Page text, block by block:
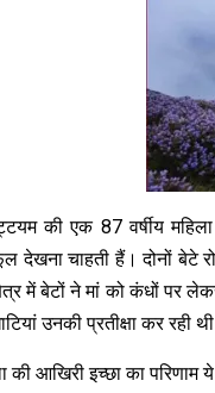
की एक 87 वर्षीय
देखना चाहती हैं। दोनों बेटे
में बेटों ने मां को कंधों पर
उनकी प्रतीक्षा कर रही
की आखिरी इच्छा का